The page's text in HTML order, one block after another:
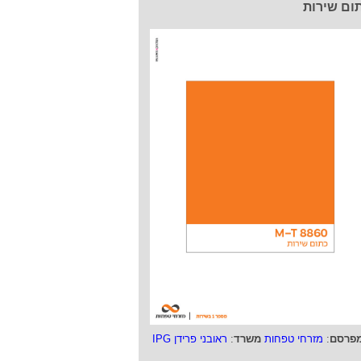
שירות
: מזרחי טפחות משרד: ראובני פרידן IPG